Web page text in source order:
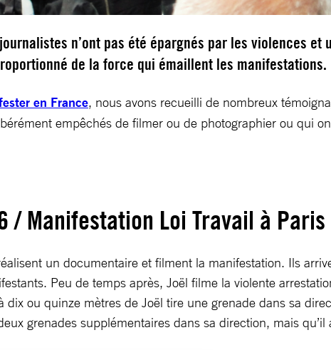
n’ont pas été épargnés par les violences et
de la force qui émaillent les manifestations.
en France, nous avons recueilli de nombreux
empêchés de filmer ou de photographier ou qui
/ Manifestation Loi Travail à Paris
un documentaire et filment la manifestation. Ils
Peu de temps après, Joël filme la violente
dix ou quinze mètres de Joël tire une grenade dans sa
grenades supplémentaires dans sa direction, mais qu’il